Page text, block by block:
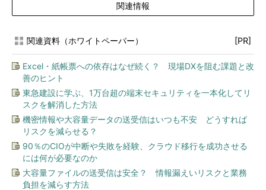
関連情報
関連資料（ホワイトペーパー） [PR]
Excel・紙帳票への依存はなぜ続く？ 現場DXを阻む課題と改
善のヒント
東急建設に学ぶ、1万台超の端末セキュリティを一本化してリ
スクを解消した方法
機密情報や大容量データの送受信はいつも不安 どうすれば
リスクを減らせる？
90％のCIOが中断や失敗を経験、クラウド移行を成功させる
には何が必要なのか
大容量ファイルの送受信は安全？ 情報漏えいリスクと業務
負担を減らす方法